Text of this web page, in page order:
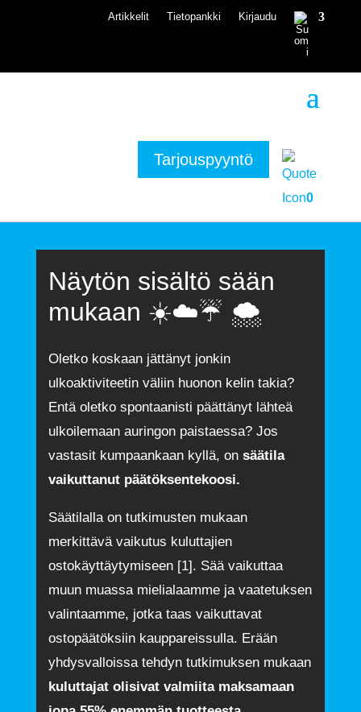
Artikkelit Tietopankki Kirjaudu
Tarjouspyyntö
0
Näytön sisältö sään
mukaan ☀️☁️☔️ 🌨
Oletko koskaan jättänyt jonkin
ulkoaktiviteetin väliin huonon kelin takia?
Entä oletko spontaanisti päättänyt lähteä
ulkoilemaan auringon paistaessa? Jos
vastasit kumpaankaan kyllä, on säätila
vaikuttanut päätöksentekoosi.
Säätilalla on tutkimusten mukaan
merkittävä vaikutus kuluttajien
ostokäyttäytymiseen [1]. Sää vaikuttaa
muun muassa mielialaamme ja vaatetuksen
valintaamme, jotka taas vaikuttavat
ostopäätöksiin kauppareissulla. Erään
yhdysvalloissa tehdyn tutkimuksen mukaan
kuluttajat olisivat valmiita maksamaan